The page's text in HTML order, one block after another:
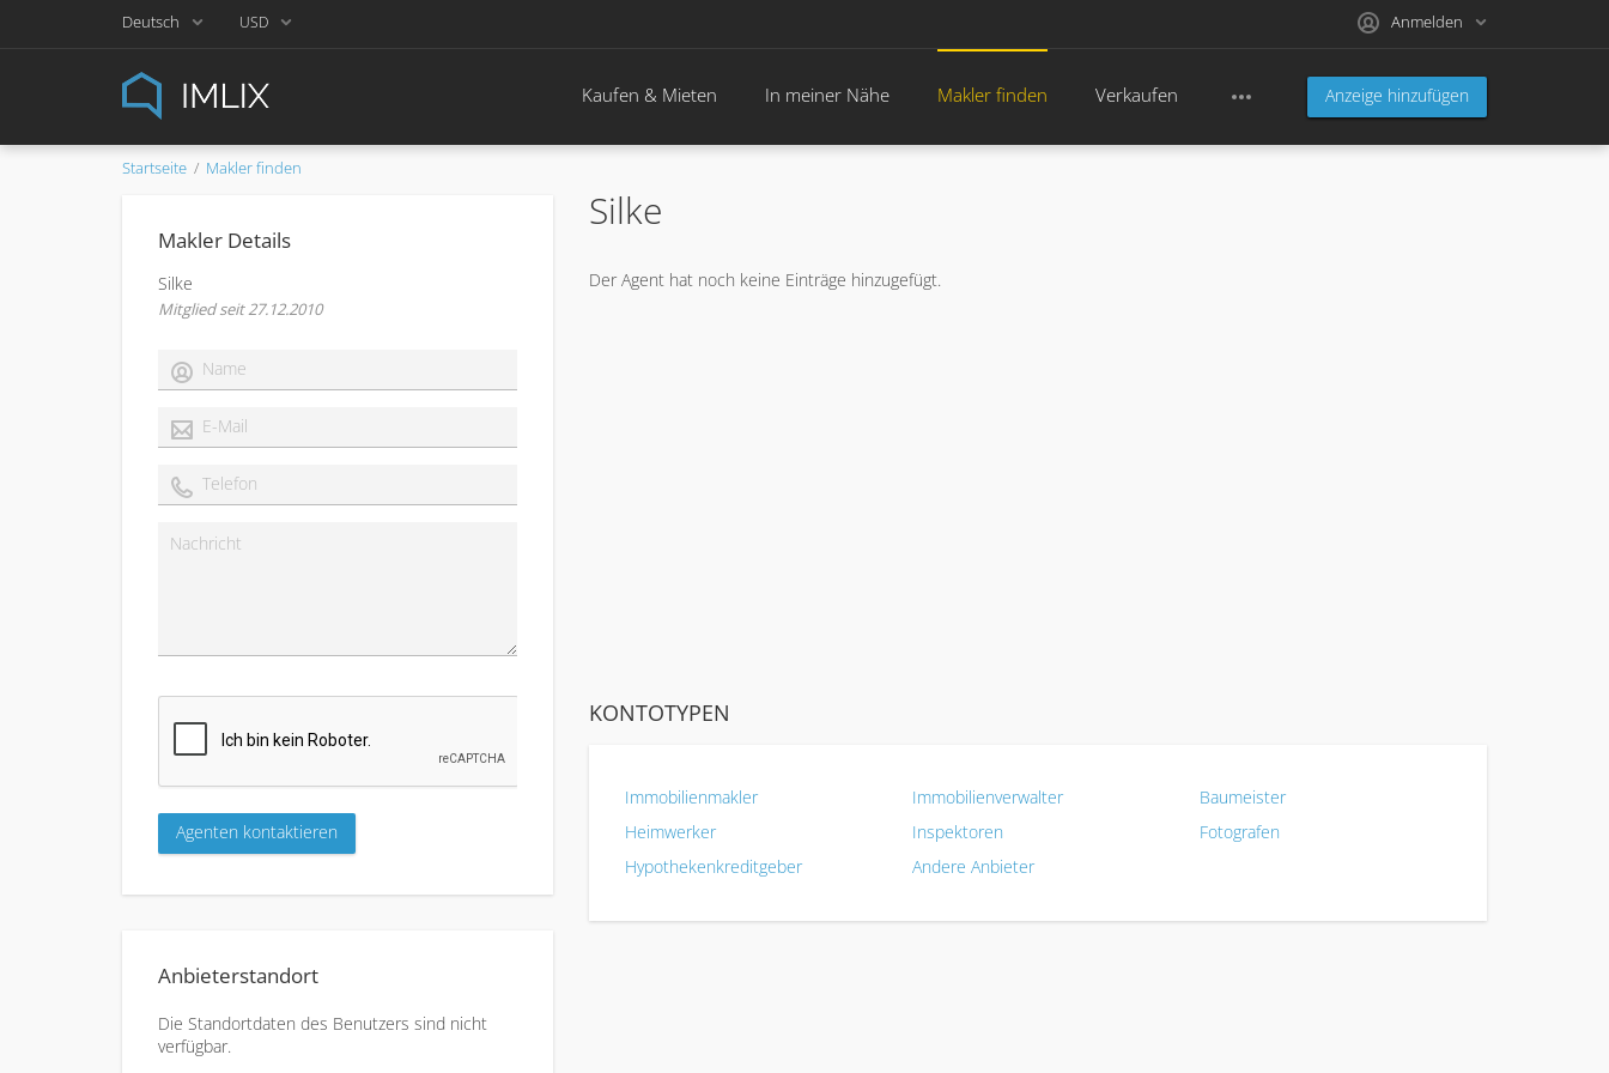
Deutsch USD Anmelden
Anzeige hinzufügen
Kaufen & Mieten In meiner Nähe Makler finden Verkaufen
Startseite Makler finden
Makler Details
Silke
Mitglied seit 27.12.2010
Anbieterstandort
Die Standortdaten des Benutzers sind nicht
verfügbar.
Silke
Der Agent hat noch keine Einträge hinzugefügt.
KONTOTYPEN
Immobilienmakler Immobilienverwalter
Baumeister
Heimwerker
Inspektoren
Fotografen
Hypothekenkreditgeber
Andere Anbieter